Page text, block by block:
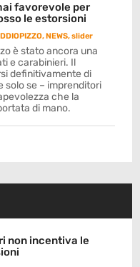
favorevole per
le estorsioni
,NEWS,slider
è stato ancora una
e carabinieri. Il
definitivamente di
solo se – imprenditori
che la
di mano.
non incentiva le